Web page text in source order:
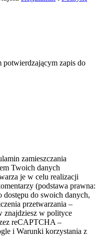
potwierdzającym zapis do
zamieszczania
Twoich danych
je w celu realizacji
(podstawa prawna:
do swoich danych,
przetwarzania –
znajdziesz w polityce
reCAPTCHA –
i Warunki korzystania z